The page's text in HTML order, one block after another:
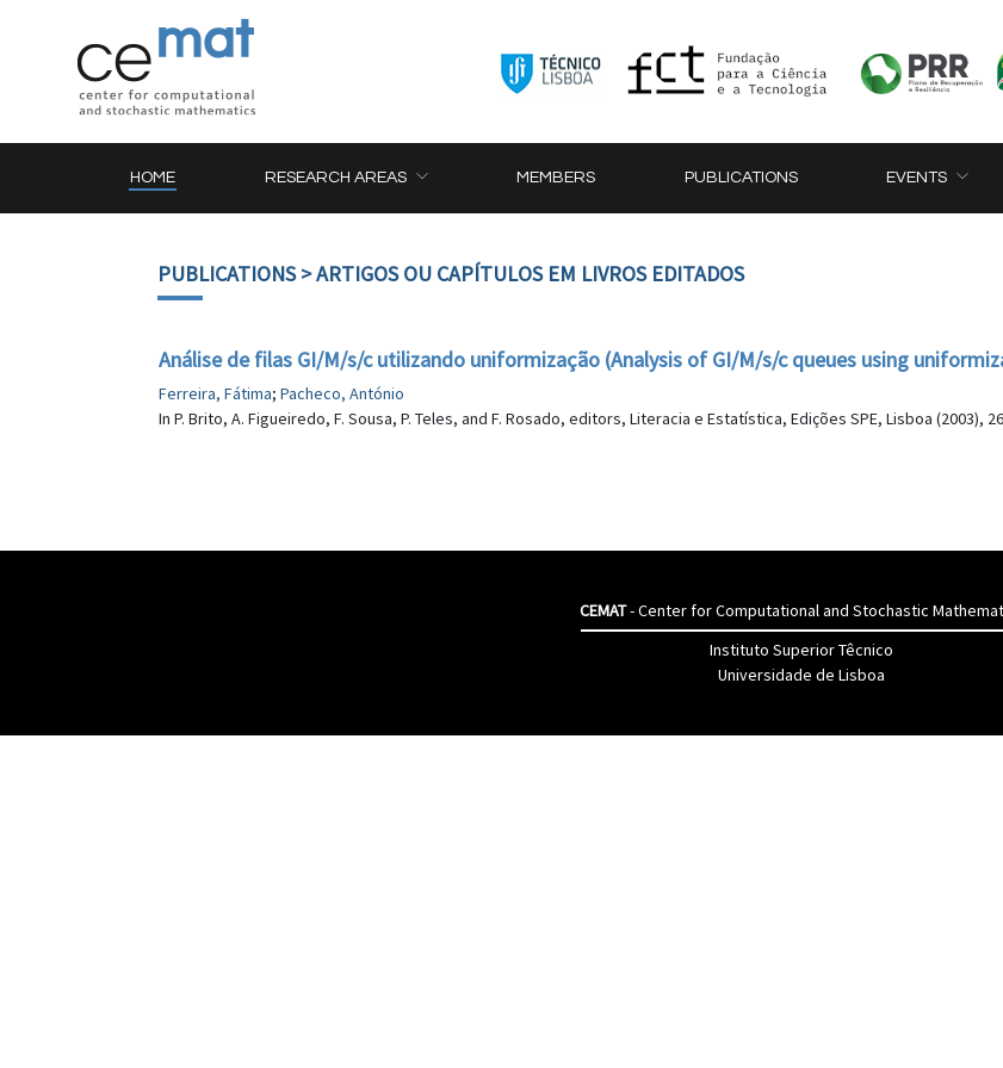
HOME RESEARCH AREAS MEMBERS PUBLICATIONS EVENTS
PUBLICATIONS> ARTIGOS OU CAPÍTULOS EM LIVROS EDITADOS
Análise de filas GI/M/s/c utilizando uniformização (Analysis of GI/M/s/c queues using
Ferreira, Fátima; Pacheco, António
In P. Brito, A. Figueiredo, F. Sousa, P. Teles, and F. Rosado, editors, Literacia e Estatística, Edições SPE, Lisboa (2003),
CEMAT- Center for Computational and Stochastic
Instituto Superior Têcnico
Universidade de Lisboa